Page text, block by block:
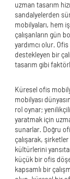
uzman tasarım
sandalyelerden
mobilyaları, hem
çalışanların gün
yardımcı olur.
destekleyen bir
tasarım gibi
Küresel ofis
mobilyası
rol oynar;
yaratmak için
sunarlar. Doğru
çalışarak,
kültürlerini
küçük bir ofis
kapsamlı bir